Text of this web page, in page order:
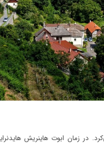
می‌کرد. در زمان ابوت هاینریش